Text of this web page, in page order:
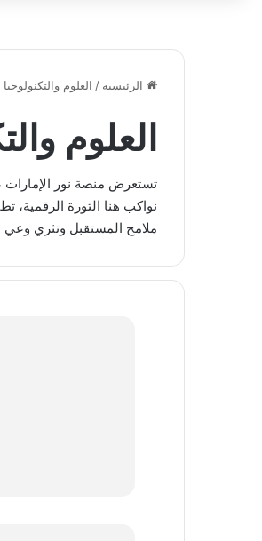
الرئيسية / العلوم والتكنولوجيا
العلوم
تستعرض منصة نور الإمارات
نواكب هنا الثورة الرقمية،
ملامح المستقبل وتثري وعي